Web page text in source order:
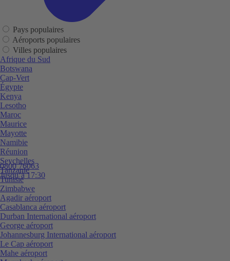
0800 76063
Jusqu’à 17:30
Pays populaires
Aéroports populaires
Villes populaires
Afrique du Sud
Botswana
Cap-Vert
Égypte
Kenya
Lesotho
Maroc
Maurice
Mayotte
Namibie
Réunion
Seychelles
Tanzanie
Tunisie
Zimbabwe
Agadir aéroport
Casablanca aéroport
Durban International aéroport
George aéroport
Johannesburg International aéroport
Le Cap aéroport
Mahe aéroport